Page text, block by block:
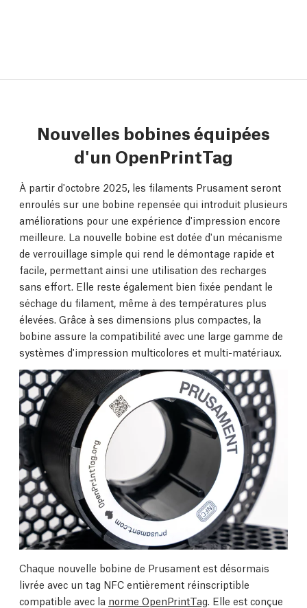
Nouvelles bobines équipées
d'un OpenPrintTag
À partir d'octobre 2025, les filaments Prusament seront
enroulés sur une bobine repensée qui introduit plusieurs
améliorations pour une expérience d'impression encore
meilleure. La nouvelle bobine est dotée d'un mécanisme
de verrouillage simple qui rend le démontage rapide et
facile, permettant ainsi une utilisation des recharges
sans effort. Elle reste également bien fixée pendant le
séchage du filament, même à des températures plus
élevées. Grâce à ses dimensions plus compactes, la
bobine assure la compatibilité avec une large gamme de
systèmes d'impression multicolores et multi-matériaux.
Chaque nouvelle bobine de Prusament est désormais
livrée avec un tag NFC entièrement réinscriptible
compatible avec la norme OpenPrintTag . Elle est conçue